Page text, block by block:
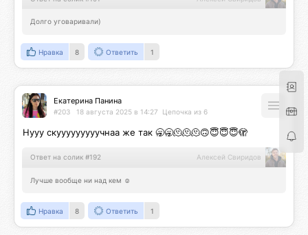
Долго уговаривали)
Нравка 8 Ответить 1
Екатерина Панина
#203 18 августа 2025 в 14:27 Цепочка из 6
Нууу скууууууууучнаа же так 🥱🥱🫠🫠🫠🙃😇😇😇🫣
Ответ на солик #192 Алексей Свиридов
Лучше вообще ни над кем ☺️
Нравка 8 Ответить 1